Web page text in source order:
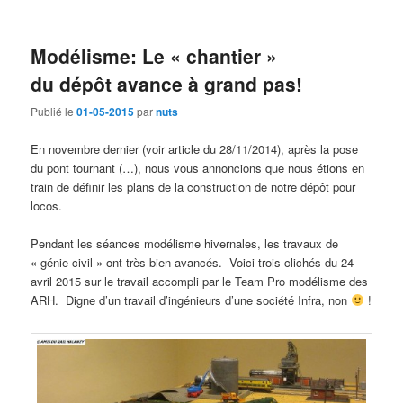
Modélisme: Le « chantier »
du dépôt avance à grand pas!
Publié le01-05-2015parnuts
En novembre dernier (voir article du 28/11/2014), après la pose
du pont tournant (…), nous vous annoncions que nous étions en
train de définir les plans de la construction de notre dépôt pour
locos.
Pendant les séances modélisme hivernales, les travaux de
« génie-civil » ont très bien avancés. Voici trois clichés du 24
avril 2015 sur le travail accompli par le Team Pro modélisme des
ARH. Digne d’un travail d’ingénieurs d’une société Infra, non
!